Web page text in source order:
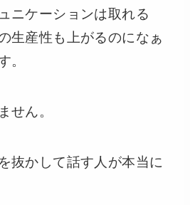
ニケーションは取れる
生産性も上がるのになぁ
。
せん。
抜かして話す人が本当に